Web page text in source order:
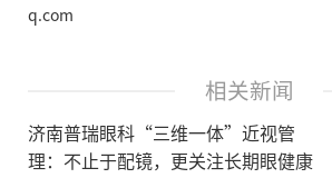
q.com
相关新闻
济南普瑞眼科“三维一体”近视管
理：不止于配镜，更关注长期眼健康